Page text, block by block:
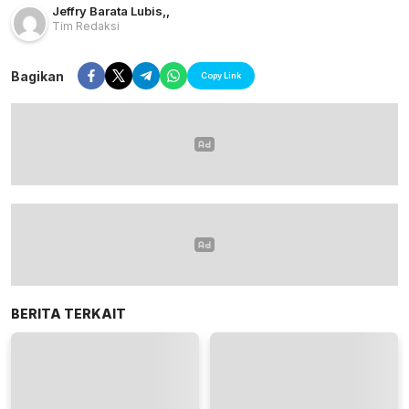
Jeffry Barata Lubis,,
Tim Redaksi
Bagikan Copy Link
BERITA TERKAIT